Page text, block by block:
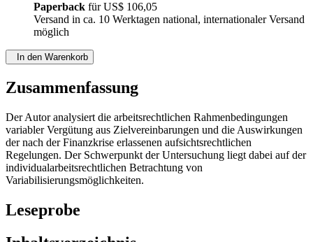
Paperback fürUS$ 106,05
Versand in ca. 10 Werktagen national, internationaler Versand
möglich
In den Warenkorb
Zusammenfassung
Der Autor analysiert die arbeitsrechtlichen Rahmenbedingungen
variabler Vergütung aus Zielvereinbarungen und die Auswirkungen
der nach der Finanzkrise erlassenen aufsichtsrechtlichen
Regelungen. Der Schwerpunkt der Untersuchung liegt dabei auf der
individualarbeitsrechtlichen Betrachtung von
Variabilisierungsmöglichkeiten.
Leseprobe